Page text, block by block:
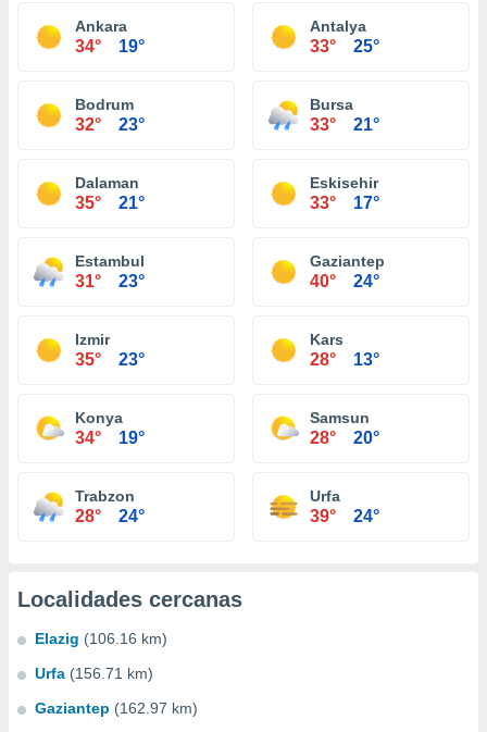
Ankara
34° 19°
Antalya
33° 25°
Bodrum
32° 23°
Bursa
33° 21°
Dalaman
35° 21°
Eskisehir
33° 17°
Estambul
31° 23°
Gaziantep
40° 24°
Izmir
35° 23°
Kars
28° 13°
Konya
34° 19°
Samsun
28° 20°
Trabzon
28° 24°
Urfa
39° 24°
Localidades cercanas
Elazig (106.16 km)
Urfa (156.71 km)
Gaziantep (162.97 km)